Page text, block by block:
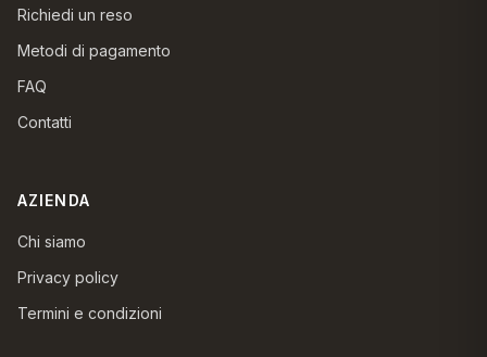
Richiedi un reso
Metodi di pagamento
FAQ
Contatti
AZIENDA
Chi siamo
Privacy policy
Termini e condizioni